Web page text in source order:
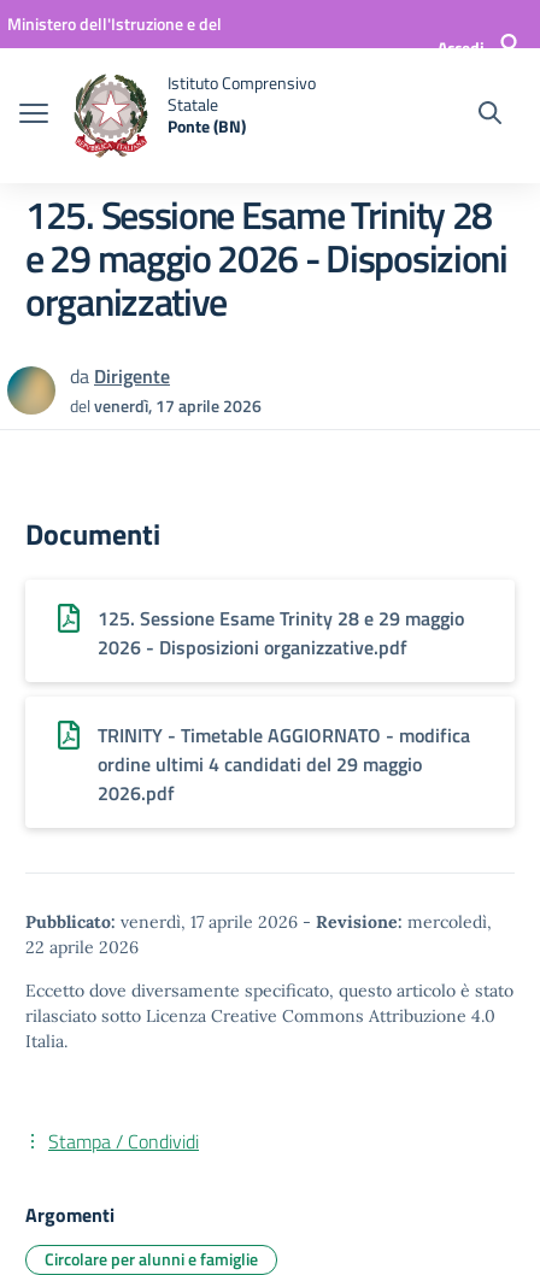
Vai ai contenuti
Vai al menu di navigazione
Vai al footer
Ministero dell'Istruzione e del
Accedi
Istituto Comprensivo
Statale
Ponte (BN)
125. Sessione Esame Trinity 28
e 29 maggio 2026 - Disposizioni
organizzative
da Dirigente
delvenerdì, 17 aprile 2026
Documenti
125. Sessione Esame Trinity 28 e 29 maggio
2026 - Disposizioni organizzative.pdf
TRINITY - Timetable AGGIORNATO - modifica
ordine ultimi 4 candidati del 29 maggio
2026.pdf
Pubblicato: venerdì, 17 aprile 2026 - Revisione: mercoledì,
22 aprile 2026
Eccetto dove diversamente specificato, questo articolo è stato
rilasciato sotto Licenza Creative Commons Attribuzione 4.0
Italia.
Stampa / Condividi
Argomenti
Circolare per alunni e famiglie